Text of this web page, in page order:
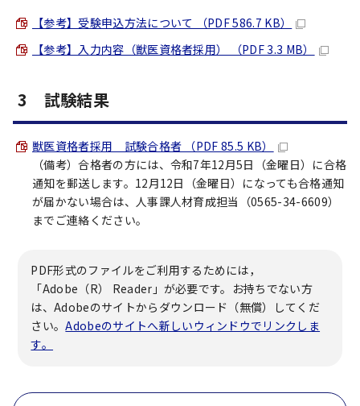
【参考】受験申込方法について （PDF 586.7 KB）
【参考】入力内容（獣医資格者採用） （PDF 3.3 MB）
3 試験結果
獣医資格者採用 試験合格者 （PDF 85.5 KB）
（備考）合格者の方には、令和7年12月5日（金曜日）に合格
通知を郵送します。12月12日（金曜日）になっても合格通知
が届かない場合は、人事課人材育成担当（0565-34-6609）
までご連絡ください。
PDF形式のファイルをご利用するためには，
「Adobe（R） Reader」が必要です。お持ちでない方
は、Adobeのサイトからダウンロード（無償）してくだ
さい。Adobeのサイトへ新しいウィンドウでリンクしま
す。